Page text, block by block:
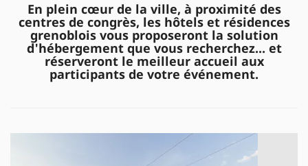
En plein cœur de la ville, à proximité des
centres de congrès, les hôtels et résidences
grenoblois vous proposeront la solution
d'hébergement que vous recherchez... et
réserveront le meilleur accueil aux
participants de votre événement.